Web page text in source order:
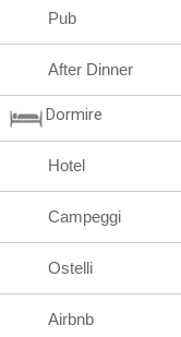
Pub
After Dinner
Dormire
Hotel
Campeggi
Ostelli
Airbnb